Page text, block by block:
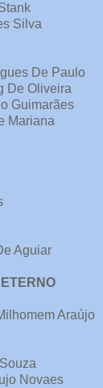
Silva
De Paulo
De Oliveira
Guimarães
Mariana
Aguiar
Araújo
Novaes